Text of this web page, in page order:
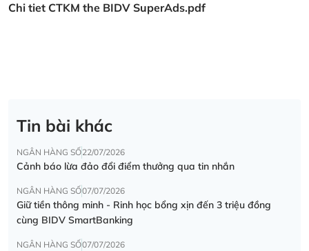
Chi tiet CTKM the BIDV SuperAds.pdf
Tin bài khác
NGÂN HÀNG SỐ22/07/2026
Cảnh báo lừa đảo đổi điểm thưởng qua tin nhắn
NGÂN HÀNG SỐ07/07/2026
Giữ tiền thông minh - Rinh học bổng xịn đến 3 triệu đồng
cùng BIDV SmartBanking
NGÂN HÀNG SỐ07/07/2026